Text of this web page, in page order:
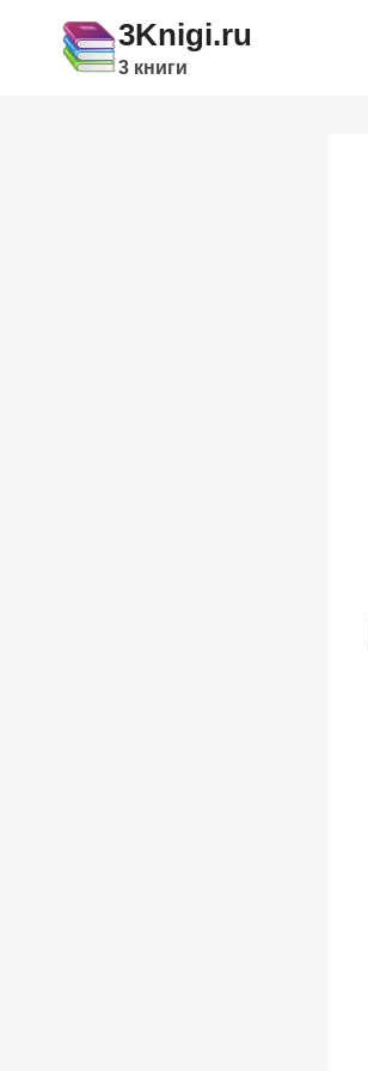
содержимому
3Knigi.ru
3 книги